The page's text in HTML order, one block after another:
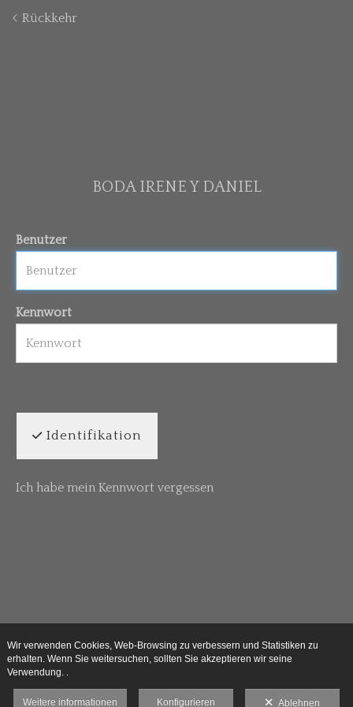
Rückkehr
BODA IRENE Y DANIEL
Benutzer
Kennwort
Identifikation
Ich habe mein Kennwort vergessen
Wir verwenden Cookies, Web-Browsing zu verbessern und Statistiken zu
erhalten. Wenn Sie weitersuchen, sollten Sie akzeptieren wir seine
Verwendung. .
Weitere informationen Konfigurieren Ablehnen